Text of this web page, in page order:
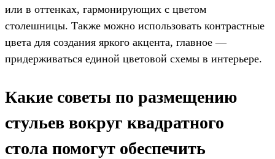
или в оттенках, гармонирующих с цветом
столешницы. Также можно использовать контрастные
цвета для создания яркого акцента, главное —
придерживаться единой цветовой схемы в интерьере.
Какие советы по размещению
стульев вокруг квадратного
стола помогут обеспечить